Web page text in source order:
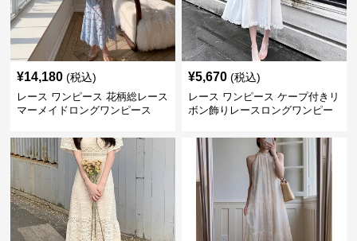
¥14,180 (税込)
レース ワンピース 花柄総レース
マーメイドロングワンピース
¥5,670 (税込)
レース ワンピース ケープ付きリ
ボン飾りレースロングワンピー